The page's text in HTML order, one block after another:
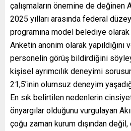
çalışmaların önemine de değinen
2025 yılları arasında federal
programına model belediye olarak
Anketin anonim olarak yapıldığını
personelin görüş bildirdiğini
kişisel ayrımcılık deneyimi
21,5’inin olumsuz deneyim
En sık belirtilen nedenlerin
önyargılar olduğunu vurgulayan
çoğu zaman kurum dışından